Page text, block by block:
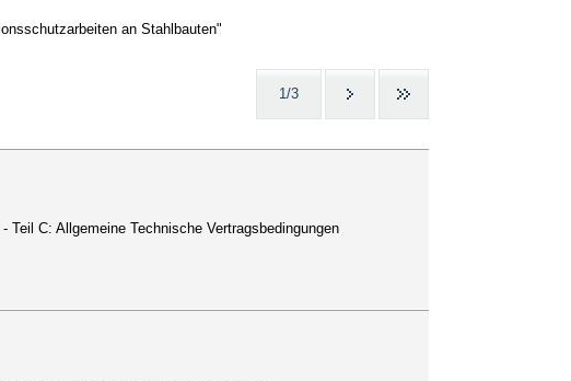
an Stahlbauten"
1/3
Teil C: Allgemeine Technische Vertragsbedingungen